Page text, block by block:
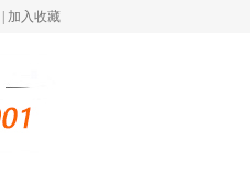
加入收藏